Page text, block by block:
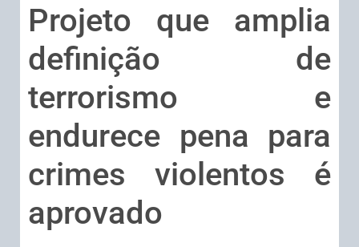
Projeto que amplia
definição de
terrorismo e
endurece pena para
crimes violentos é
aprovado